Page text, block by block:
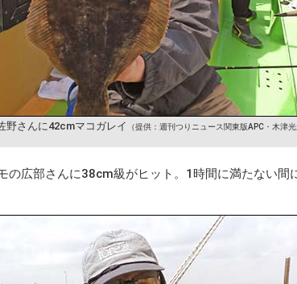
野さんに42cmマコガレイ （提供：週刊つりニュース関東版APC・木津光
の広部さんに38cm級がヒット。1時間に満たない間